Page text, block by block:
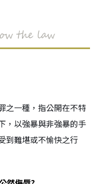
之一種，指公開在不特
，以強暴與非強暴的手
到難堪或不愉快之行